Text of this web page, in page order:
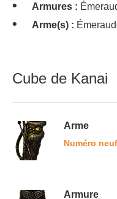
Armures :
Arme(s) :
Cube de Kanai
Arme
Numéro
Armure